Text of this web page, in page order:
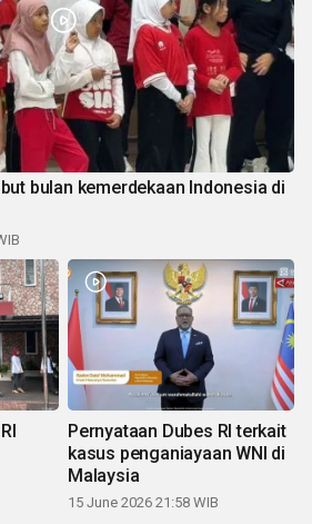
bulan kemerdekaan Indonesia di
Pernyataan Dubes RI terkait
kasus penganiayaan WNI di
Malaysia
15 June 2026 21:58 WIB